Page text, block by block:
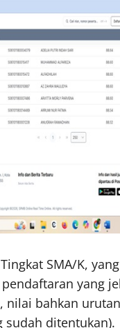
SMA/K,
yang
bahkan
sudah ditentukan).